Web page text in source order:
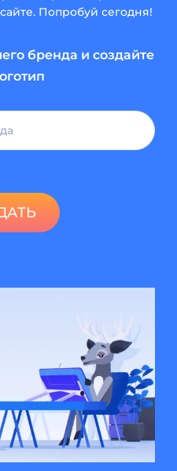
Попробуй сегодня!
бренда и создайте